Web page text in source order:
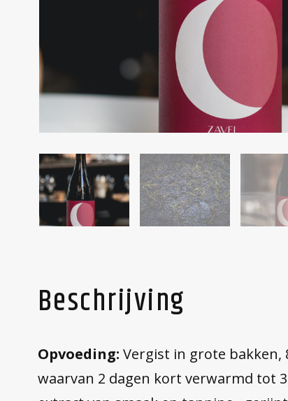
Beschrijving
Opvoeding: Vergist in grote bakken,
waarvan 2 dagen kort verwarmd tot